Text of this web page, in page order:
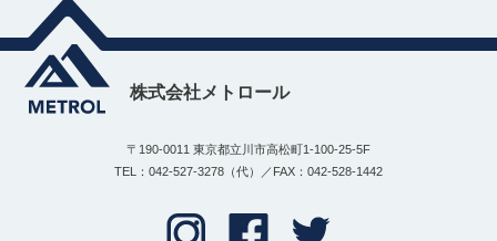
株式会社メトロール
〒190-0011 東京都立川市高松町1-100-25-5F
TEL：042-527-3278（代）／FAX：042-528-1442